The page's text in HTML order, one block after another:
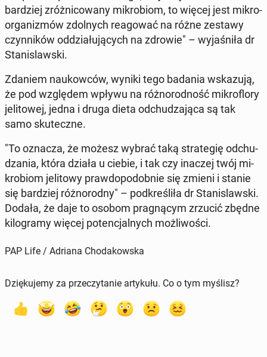
bar­dziej zróż­ni­co­wa­ny mi­kro­biom, to więcej jest mi­kro­
or­ga­ni­zmów zdol­nych re­ago­wać na różne zestawy
czyn­ni­ków od­dzia­łu­ją­cych na zdrowie" – wy­ja­śni­ła dr
Sta­ni­slaw­ski.
Zdaniem na­ukow­ców, wyniki tego badania wska­zu­ją,
że pod wzglę­dem wpływu na róż­no­rod­ność mi­kro­flo­ry
je­li­to­wej, jedna i druga dieta od­chu­dza­ją­ca są tak
samo sku­tecz­ne.
"To oznacza, że możesz wybrać taką stra­te­gię od­chu­
dza­nia, która działa u ciebie, i tak czy inaczej twój mi­
kro­biom je­li­to­wy praw­do­po­dob­nie się zmieni i stanie
się bar­dziej róż­no­rod­ny" – pod­kre­śli­ła dr Sta­ni­slaw­ski.
Dodała, że daje to osobom pra­gną­cym zrzucić zbędne
ki­lo­gra­my więcej po­ten­cjal­nych moż­li­wo­ści.
PAP Life / Adriana Chodakowska
Dziękujemy za przeczytanie artykułu. Co o tym myślisz?